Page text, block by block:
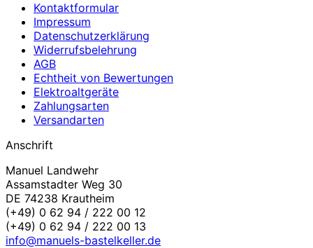
Kontaktformular
Impressum
Datenschutzerklärung
Widerrufsbelehrung
AGB
Echtheit von Bewertungen
Elektroaltgeräte
Zahlungsarten
Versandarten
Anschrift
Manuel Landwehr
Assamstadter Weg 30
DE 74238 Krautheim
(+49) 0 62 94 / 222 00 12
(+49) 0 62 94 / 222 00 13
info@manuels-bastelkeller.de